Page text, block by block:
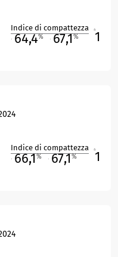
Indice di compattezza
64,4% 67,1% 1
Indice di compattezza
66,1% 67,1% 1